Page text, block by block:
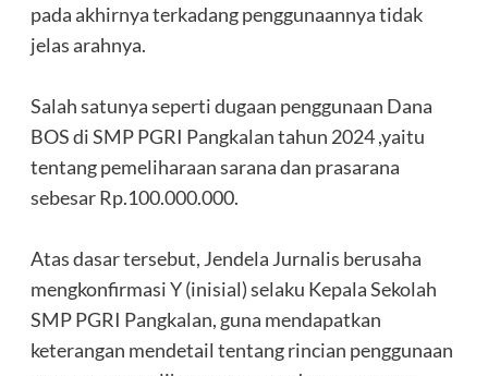
pada akhirnya terkadang penggunaannya tidak
jelas arahnya.
‎Salah satunya seperti dugaan penggunaan Dana
BOS di SMP PGRI Pangkalan tahun 2024 ,yaitu
tentang pemeliharaan sarana dan prasarana
sebesar Rp.100.000.000.
‎Atas dasar tersebut, Jendela Jurnalis berusaha
mengkonfirmasi Y (inisial) selaku Kepala Sekolah
SMP PGRI Pangkalan, guna mendapatkan
keterangan mendetail tentang rincian penggunaan